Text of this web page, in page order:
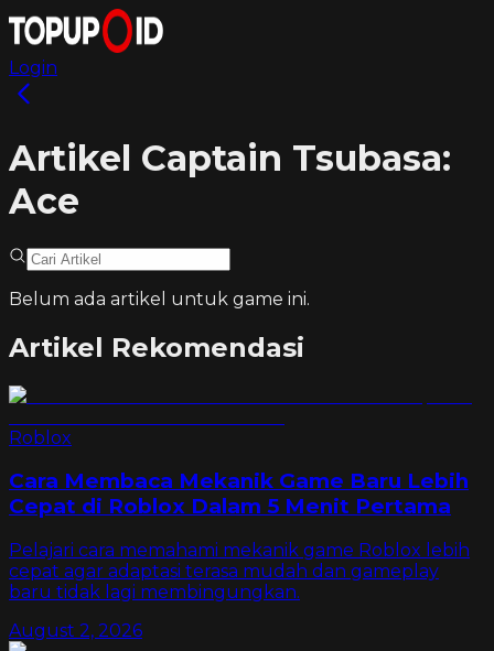
Login
Artikel Captain Tsubasa:
Ace
Belum ada artikel untuk game ini.
Artikel Rekomendasi
Roblox
Cara Membaca Mekanik Game Baru Lebih
Cepat di Roblox Dalam 5 Menit Pertama
Pelajari cara memahami mekanik game Roblox lebih
cepat agar adaptasi terasa mudah dan gameplay
baru tidak lagi membingungkan.
August 2, 2026